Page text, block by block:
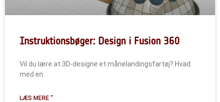
Instruktionsbøger: Design i Fusion 360
Vil du lære at 3D-designe et månelandingsfartøj? Hvad
med en
LÆS MERE "